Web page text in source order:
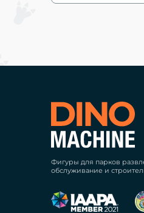
Фигуры для парков
обслуживание и